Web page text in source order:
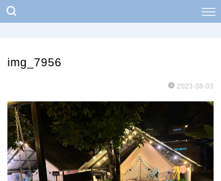
img_7956
2023-08-03